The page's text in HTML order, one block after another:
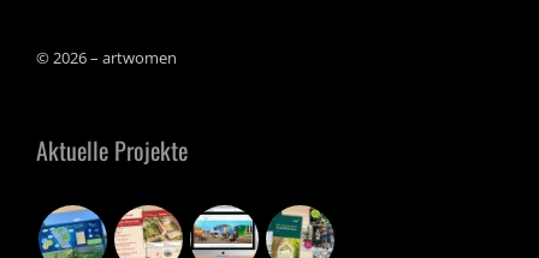
© 2026 – artwomen
Aktuelle Projekte